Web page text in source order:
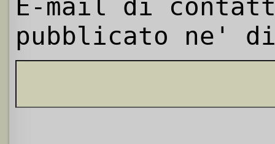
E-mail di
pubblicato ne'